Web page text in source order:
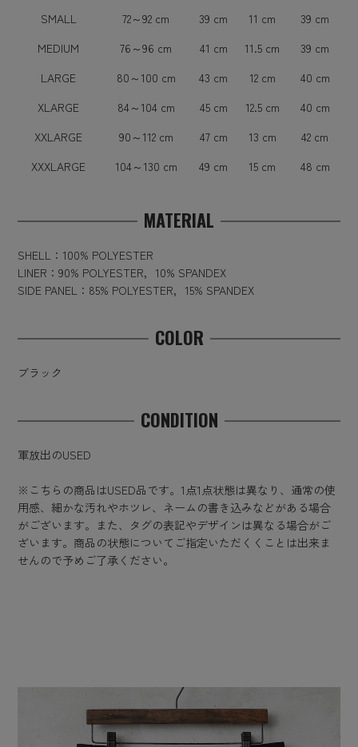
SMALL 72～92 cm 39 cm 11 cm
39 cm
MEDIUM
76～96 cm 41 cm 11.5 cm
39 cm
LARGE
80～100 cm 43 cm 12 cm
40 cm
XLARGE
84～104 cm 45 cm 12.5 cm
40 cm
XXLARGE
90～112 cm 47 cm 13 cm
42 cm
XXXLARGE
104～130 cm 49 cm 15 cm 48 cm
MATERIAL
SHELL：100% POLYESTER
LINER：90% POLYESTER，10% SPANDEX
SIDE PANEL：85% POLYESTER，15% SPANDEX
COLOR
ブラック
CONDITION
軍放出のUSED
※こちらの商品はUSED品です。1点1点状態は異なり、通常の使
用感、細かな汚れやホツレ、ネームの書き込みなどがある場合
がございます。また、タグの表記やデザインは異なる場合がご
ざいます。商品の状態についてご指定いただくくことは出来ま
せんので予めご了承ください。